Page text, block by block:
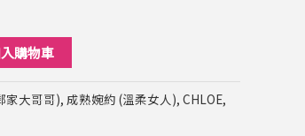
購物車
家大哥哥), 成熟婉約 (溫柔女人),CHLOE,